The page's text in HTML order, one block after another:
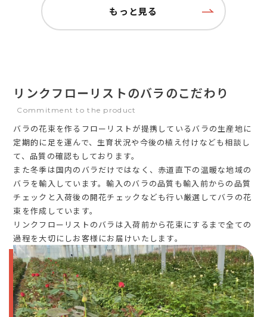
もっと見る
リンクフローリストのバラのこだわり
Commitment to the product
バラの花束を作るフローリストが提携しているバラの生産地に
定期的に足を運んで、生育状況や今後の植え付けなども相談し
て、品質の確認もしております。
また冬季は国内のバラだけではなく、赤道直下の温暖な地域の
バラを輸入しています。輸入のバラの品質も輸入前からの品質
チェックと入荷後の開花チェックなども行い厳選してバラの花
束を作成しています。
リンクフローリストのバラは入荷前から花束にするまで全ての
過程を大切にしお客様にお届けいたします。